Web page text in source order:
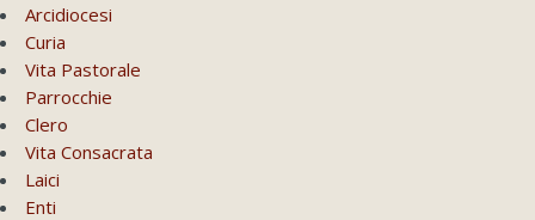
Arcidiocesi
Curia
Vita Pastorale
Parrocchie
Clero
Vita Consacrata
Laici
Enti